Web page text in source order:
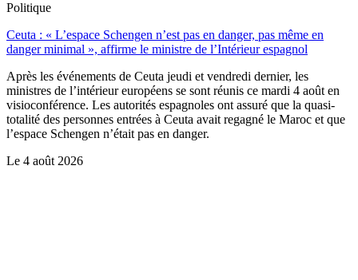
Politique
Ceuta : « L’espace Schengen n’est pas en danger, pas même en
danger minimal », affirme le ministre de l’Intérieur espagnol
Après les événements de Ceuta jeudi et vendredi dernier, les
ministres de l’intérieur européens se sont réunis ce mardi 4 août en
visioconférence. Les autorités espagnoles ont assuré que la quasi-
totalité des personnes entrées à Ceuta avait regagné le Maroc et que
l’espace Schengen n’était pas en danger.
Le 4 août 2026